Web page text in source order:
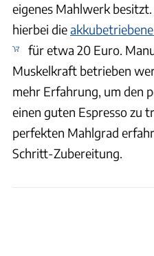
eigenes Mahlwerk
hierbei die
für etwa 20 Euro.
Muskelkraft betrieben
mehr Erfahrung, um den
einen guten Espresso zu
perfekten Mahlgrad
Schritt-Zubereitung.